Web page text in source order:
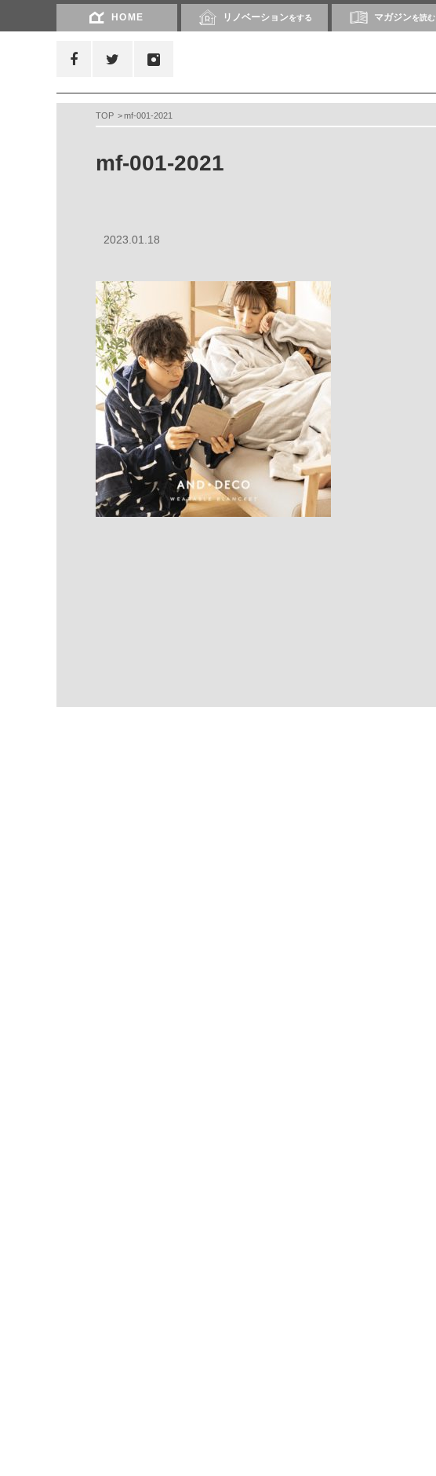
HOME リノベーションをする マガジンを読む
TOP mf-001-2021
mf-001-2021
2023.01.18